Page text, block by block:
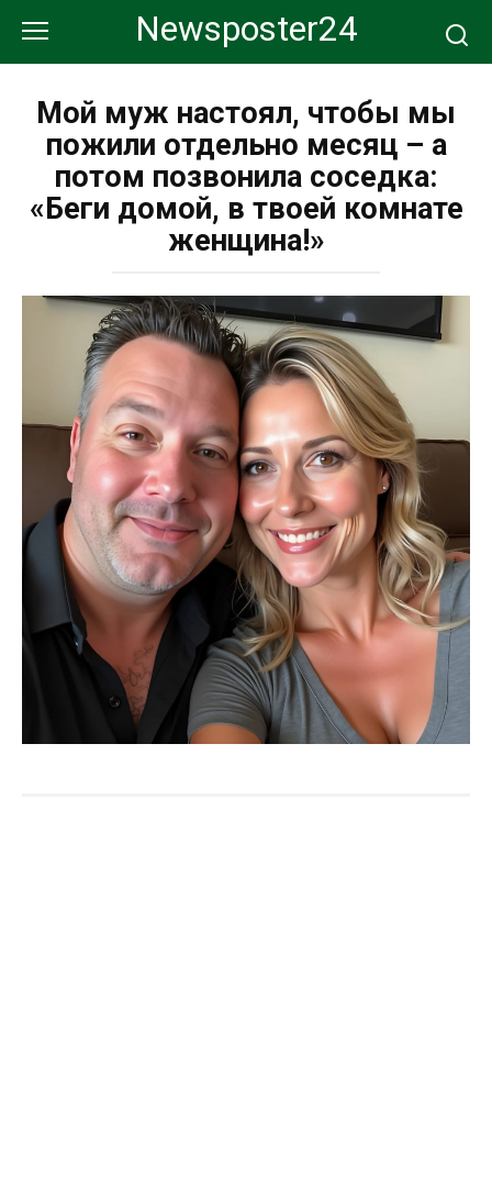
контенту
Newsposter24
Мой муж настоял, чтобы мы
пожили отдельно месяц – а
потом позвонила соседка:
«Беги домой, в твоей комнате
женщина!»